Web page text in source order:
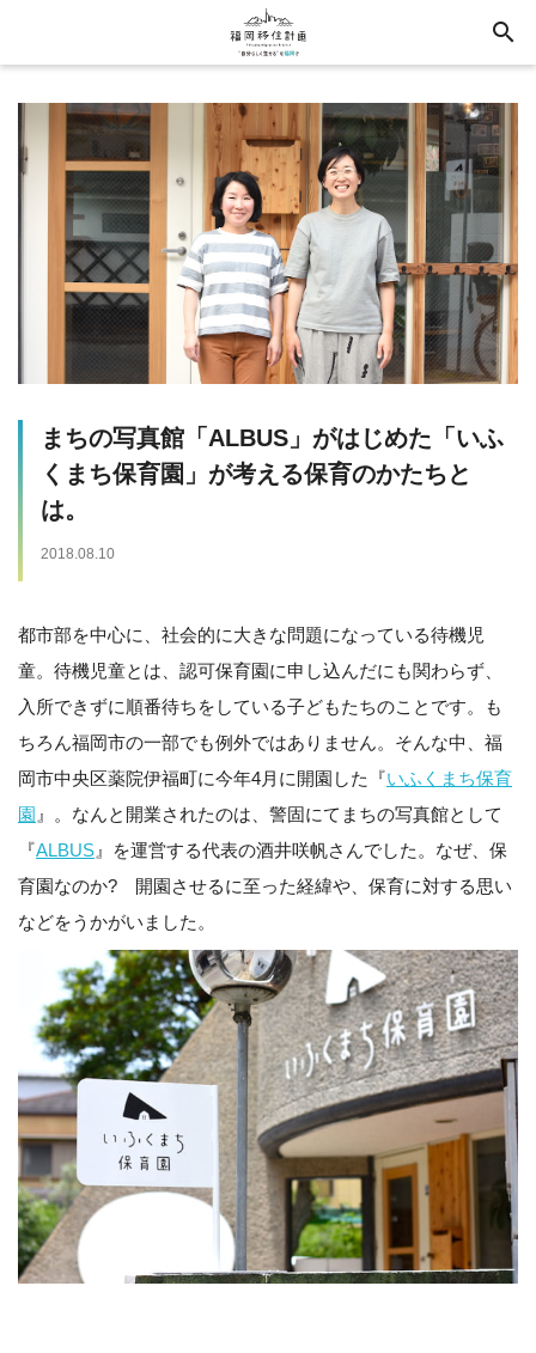
search
まちの写真館「ALBUS」がはじめた「いふ
くまち保育園」が考える保育のかたちと
は。
2018.08.10
都市部を中心に、社会的に大きな問題になっている待機児
童。待機児童とは、認可保育園に申し込んだにも関わらず、
入所できずに順番待ちをしている子どもたちのことです。も
ちろん福岡市の一部でも例外ではありません。そんな中、福
岡市中央区薬院伊福町に今年4月に開園した『いふくまち保育
園 』。なんと開業されたのは、警固にてまちの写真館として
『ALBUS 』を運営する代表の酒井咲帆さんでした。なぜ、保
育園なのか? 開園させるに至った経緯や、保育に対する思い
などをうかがいました。